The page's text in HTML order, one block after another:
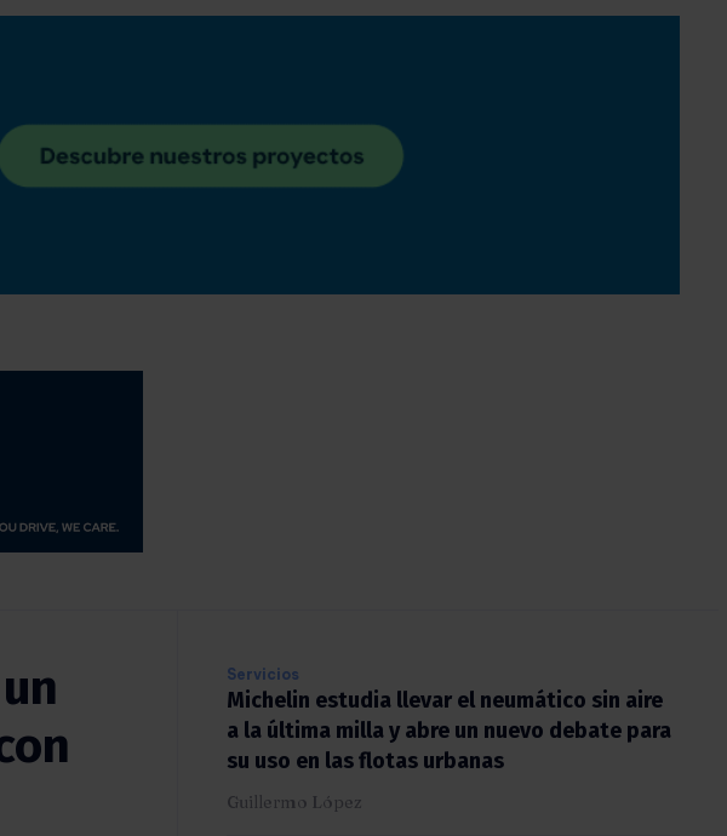
Servicios
Michelin estudia llevar el neumático sin aire
a la última milla y abre un nuevo debate para
su uso en las flotas urbanas
Guillermo López